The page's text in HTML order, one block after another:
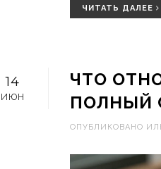
ЧИТАТЬ ДАЛЕЕ
14
ИЮН
ЧТО
ПОЛНЫЙ
ОПУБЛИКОВАНО